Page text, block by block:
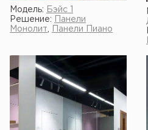
Модель:
Бэйс 1
Решение:
Панели
Монолит
Панели Пиано